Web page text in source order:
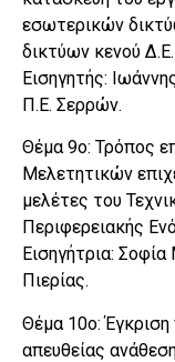
εσωτερικών
δικτύων κενού
Εισηγητής:
Π.Ε. Σερρών.
Θέμα 9ο: Τρόπος
Μελετητικών
μελέτες του
Περιφερειακής
Εισηγήτρια:
Πιερίας.
Θέμα 10ο:
απευθείας